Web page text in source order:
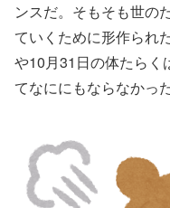
ンスだ。そもそも世の
ていくために形作られ
や10月31日の体たらく
てなににもならなかっ